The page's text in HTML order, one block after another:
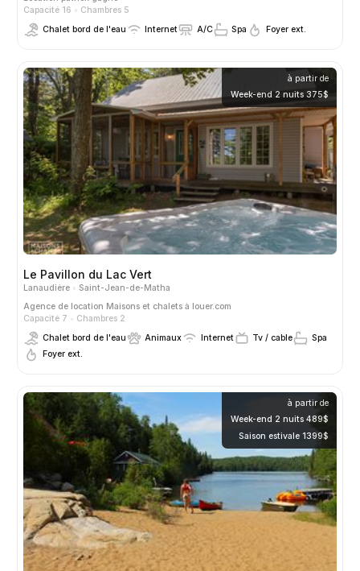
Capacité 16
Chambres 5
Chalet bord de l'eau
Internet A/C Spa Foyer ext.
à partir de
Week-end 2 nuits 375$
Le Pavillon du Lac Vert
Lanaudière
Saint-Jean-de-Matha
Agence de location Maisons et chalets à louer.com
Capacité 7
Chambres 2
Chalet bord de l'eau
Animaux Internet Tv / cable
Spa
Foyer ext.
à partir de
Week-end 2 nuits 489$
Saison estivale 1399$